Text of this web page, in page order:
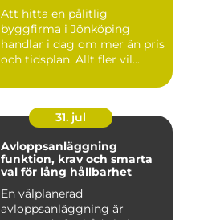
Att hitta en pålitlig
byggfirma i Jönköping
handlar i dag om mer än pris
och tidsplan. Allt fler vil...
31. jul
Avloppsanläggning
funktion, krav och smarta
val för lång hållbarhet
En välplanerad
avloppsanläggning är